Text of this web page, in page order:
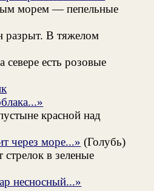
морем — пепельные
разрыт. В тяжелом
севере есть розовые
красной над
через море...» (Голубь)
стрелок в зеленые
несносный...»